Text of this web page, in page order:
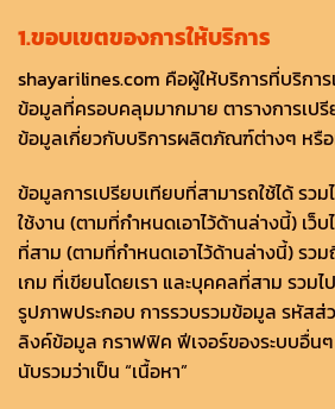
1.ขอบเขตของการให้บริการ
shayarilines.com คือผู้ให้บริการที่บริกา
ข้อมูลที่ครอบคลุมมากมาย ตารางการเป
ข้อมูลเกี่ยวกับบริการผลิตภัณฑ์ต่างๆ หรือ
ข้อมูลการเปรียบเทียบที่สามารถใช้ได้ รว
ใช้งาน (ตามที่กำหนดเอาไว้ด้านล่างนี้) เ
ที่สาม (ตามที่กำหนดเอาไว้ด้านล่างนี้) รว
เกม ที่เขียนโดยเรา และบุคคลที่สาม รวม
รูปภาพประกอบ การรวบรวมข้อมูล รหัส
ลิงค์ข้อมูล กราฟฟิค ฟีเจอร์ของระบบอื่นๆ
นับรวมว่าเป็น “เนื้อหา”